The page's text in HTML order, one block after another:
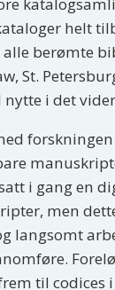
helt
alle berømte
St.
i det
i gang en
men
langsomt
til codices